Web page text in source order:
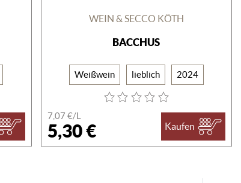
WEIN & SECCO KÖTH
BACCHUS
Weißwein lieblich 2024
7,07 €/L
5,30 € Kaufen